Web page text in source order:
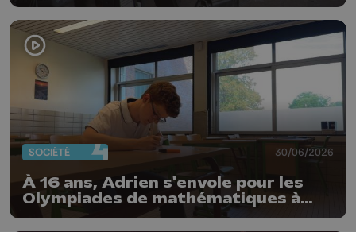
SOCIÉTÉ 30/06/2026
À 16 ans, Adrien s'envole pour les
Olympiades de mathématiques à
Shanghai